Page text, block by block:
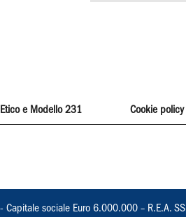
e Modello 231 Cookie policy
sociale Euro 6.000.000 – R.E.A.